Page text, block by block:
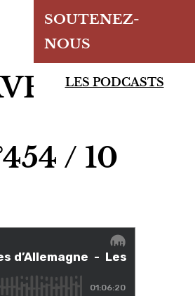
SOUTENEZ-
NOUS
LES PODCASTS
LE
/ 10